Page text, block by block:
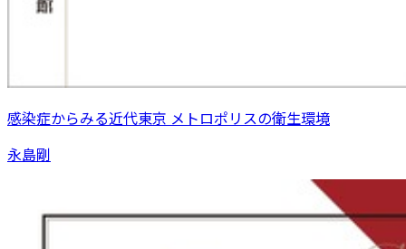
感染症からみる近代東京 メトロポリスの衛生環境
永島剛